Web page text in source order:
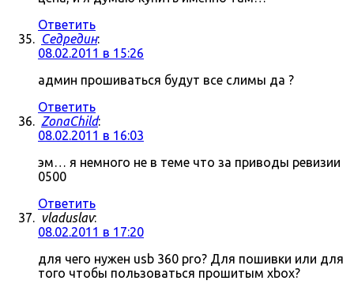
Ответить
Седредин:
08.02.2011 в 15:26
админ прошиваться будут все слимы да ?
Ответить
ZonaChild:
08.02.2011 в 16:03
эм… я немного не в теме что за приводы ревизии
0500
Ответить
vladuslav:
08.02.2011 в 17:20
для чего нужен usb 360 pro? Для пошивки или для
того чтобы пользоваться прошитым xbox?